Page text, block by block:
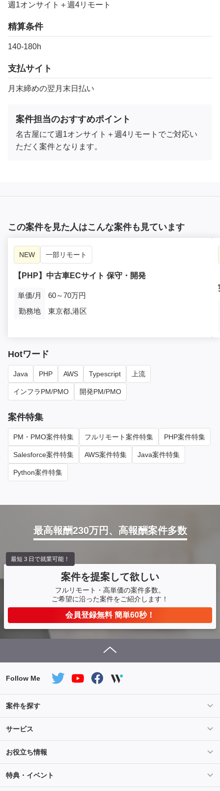
週1オンサイト＋週4リモート
精算条件
140-180h
支払サイト
月末締めの翌月末日払い
案件担当のおすすめポイント
名古屋にて週1オンサイト＋週4リモートでご対応い
ただく案件となります。
この案件を見た人はこんな案件も見ています
NEW 一部リモート
【PHP】中古車ECサイト 保守・開発
単価/月
60～70万円
勤務地
東京都,港区
Hotワード
Java PHP AWS Typescript 上流
インフラPM/PMO 開発PM/PMO
案件特集
PM・PMO案件特集 フルリモート案件特集 PHP案件特集
Salesforce案件特集 AWS案件特集 Java案件特集
Python案件特集
最高報酬230万円、高報酬案件多数
案件を提案して欲しい
フルリモート・高単価の案件多数。
ご希望に沿った案件をご紹介します！
会員登録無料 簡単60秒！
最短３日で就業可能！
Follow Me
案件を探す
条件を指定して案件を探す
Salesforce案件特集 AWS案件特集
サービス
サービス紹介
ご登録から参画までの流れ フリーランスの声
お役立ち情報
ライフ
キャリア スキル・テクノロジー
特典・イベント